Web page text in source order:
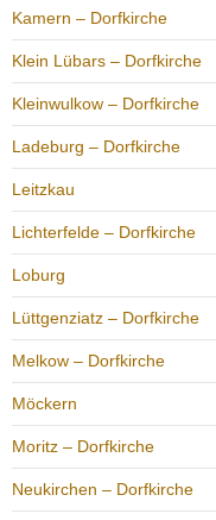
Kamern – Dorfkirche
Klein Lübars – Dorfkirche
Kleinwulkow – Dorfkirche
Ladeburg – Dorfkirche
Leitzkau
Lichterfelde – Dorfkirche
Loburg
Lüttgenziatz – Dorfkirche
Melkow – Dorfkirche
Möckern
Moritz – Dorfkirche
Neukirchen – Dorfkirche